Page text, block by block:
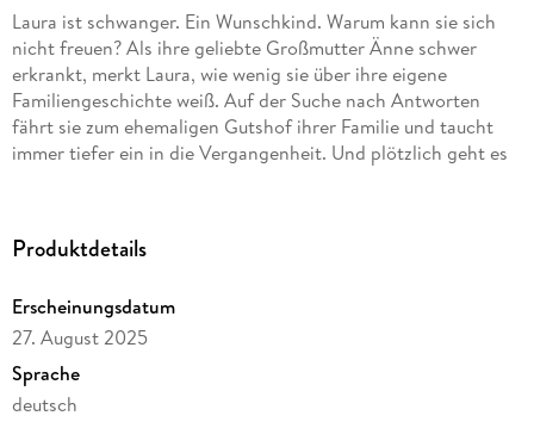
Laura ist schwanger. Ein Wunschkind. Warum kann sie sich
nicht freuen? Als ihre geliebte Großmutter Änne schwer
erkrankt, merkt Laura, wie wenig sie über ihre eigene
Familiengeschichte weiß. Auf der Suche nach Antworten
fährt sie zum ehemaligen Gutshof ihrer Familie und taucht
immer tiefer ein in die Vergangenheit. Und plötzlich geht es
Über sieben Jahrzehnte zuvor: Die Dachkammer des
nur nachts. Bis die Begegnung mit Karl ihr Leben und das
ihrer Lieben ins Wanken bringt . . .
»Eine berührende Familiengeschichte über mehrere
Generationen, die von Frankfurt nach Schlesien führt und
Produktdetails
Erscheinungsdatum
27. August 2025
Sprache
deutsch